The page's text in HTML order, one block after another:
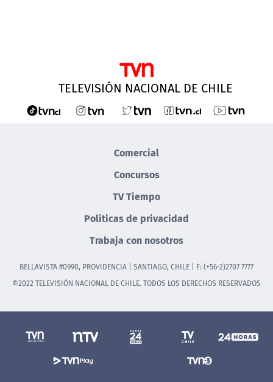
TELEVISIÓN NACIONAL DE CHILE
Comercial
Concursos
TV Tiempo
Políticas de privacidad
Trabaja con nosotros
BELLAVISTA #0990, PROVIDENCIA | SANTIAGO, CHILE | F: (+56-2)2707 7777
©2022 TELEVISIÓN NACIONAL DE CHILE. TODOS LOS DERECHOS RESERVADOS